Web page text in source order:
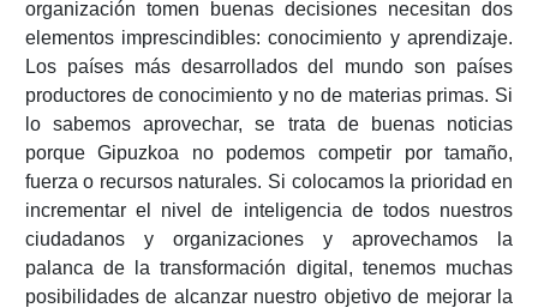
organización tomen buenas decisiones necesitan dos
elementos imprescindibles: conocimiento y aprendizaje.
Los países más desarrollados del mundo son países
productores de conocimiento y no de materias primas. Si
lo sabemos aprovechar, se trata de buenas noticias
porque Gipuzkoa no podemos competir por tamaño,
fuerza o recursos naturales. Si colocamos la prioridad en
incrementar el nivel de inteligencia de todos nuestros
ciudadanos y organizaciones y aprovechamos la
palanca de la transformación digital, tenemos muchas
posibilidades de alcanzar nuestro objetivo de mejorar la